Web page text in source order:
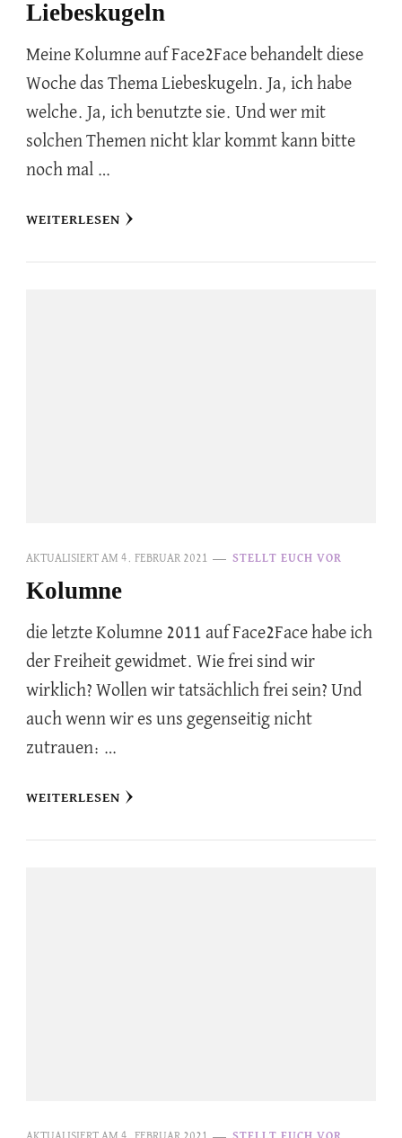
Liebeskugeln
Meine Kolumne auf Face2Face behandelt diese
Woche das Thema Liebeskugeln. Ja, ich habe
welche. Ja, ich benutzte sie. Und wer mit
solchen Themen nicht klar kommt kann bitte
noch mal …
WEITERLESEN
AKTUALISIERT AM 4. FEBRUAR 2021 STELLT EUCH VOR
Kolumne
die letzte Kolumne 2011 auf Face2Face habe ich
der Freiheit gewidmet. Wie frei sind wir
wirklich? Wollen wir tatsächlich frei sein? Und
auch wenn wir es uns gegenseitig nicht
zutrauen: …
WEITERLESEN